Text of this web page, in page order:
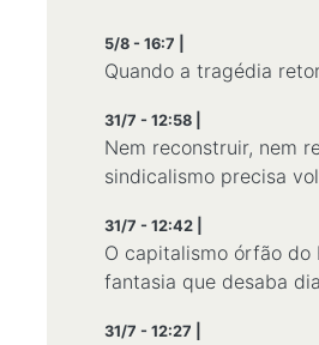
5/8 - 16:7 |
Quando a tragédia
31/7 - 12:58 |
Nem reconstruir, nem
sindicalismo precisa
31/7 - 12:42 |
O capitalismo órfão do
fantasia que desaba
31/7 - 12:27 |